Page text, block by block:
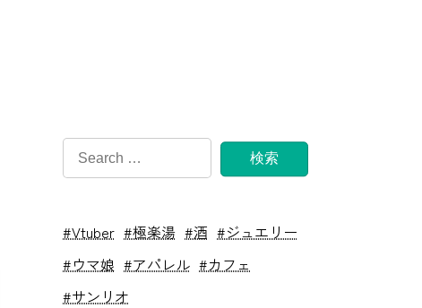
#Vtuber #極楽湯 #酒 #ジュエリー
#ウマ娘 #アパレル #カフェ
#サンリオ